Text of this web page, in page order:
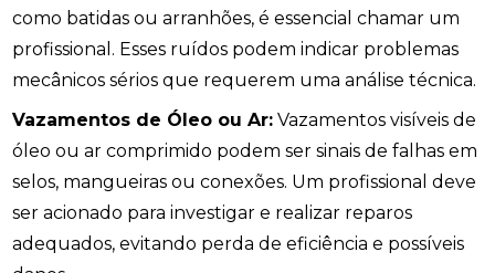
como batidas ou arranhões, é essencial chamar um
profissional. Esses ruídos podem indicar problemas
mecânicos sérios que requerem uma análise técnica.
Vazamentos de Óleo ou Ar: Vazamentos visíveis de
óleo ou ar comprimido podem ser sinais de falhas em
selos, mangueiras ou conexões. Um profissional deve
ser acionado para investigar e realizar reparos
adequados, evitando perda de eficiência e possíveis